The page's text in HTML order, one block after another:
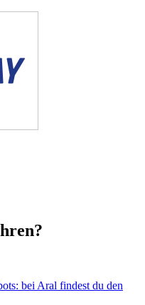
bei Aral findest du den